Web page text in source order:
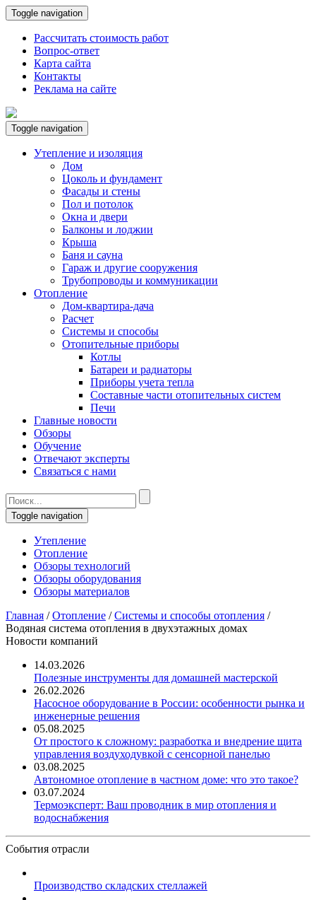
Toggle navigation
Рассчитать стоимость работ
Вопрос-ответ
Карта сайта
Контакты
Реклама на сайте
Toggle navigation
Утепление и изоляция
Дом
Цоколь и фундамент
Фасады и стены
Пол и потолок
Окна и двери
Балконы и лоджии
Крыша
Баня и сауна
Гараж и другие сооружения
Трубопроводы и коммуникации
Отопление
Дом-квартира-дача
Расчет
Системы и способы
Отопительные приборы
Котлы
Батареи и радиаторы
Приборы учета тепла
Составные части отопительных систем
Печи
Главные новости
Обзоры
Обучение
Отвечают эксперты
Связаться с нами
Toggle navigation
Утепление
Отопление
Обзоры технологий
Обзоры оборудования
Обзоры материалов
Главная /Отопление /Системы и способы отопления /
Водяная система отопления в двухэтажных домах
Новости компаний
14.03.2026
Полезные инструменты для домашней мастерской
26.02.2026
Насосное оборудование в России: особенности рынка и
инженерные решения
05.08.2025
От простого к сложному: разработка и внедрение щита
управления воздуходувкой с сенсорной панелью
03.08.2025
Автономное отопление в частном доме: что это такое?
03.07.2024
Термоэксперт: Ваш проводник в мир отопления и
водоснабжения
События отрасли
Производство складских стеллажей